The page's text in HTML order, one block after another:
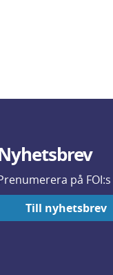
på
Till nyhetsbrev